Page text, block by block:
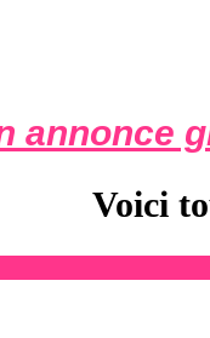
annonce
Voici